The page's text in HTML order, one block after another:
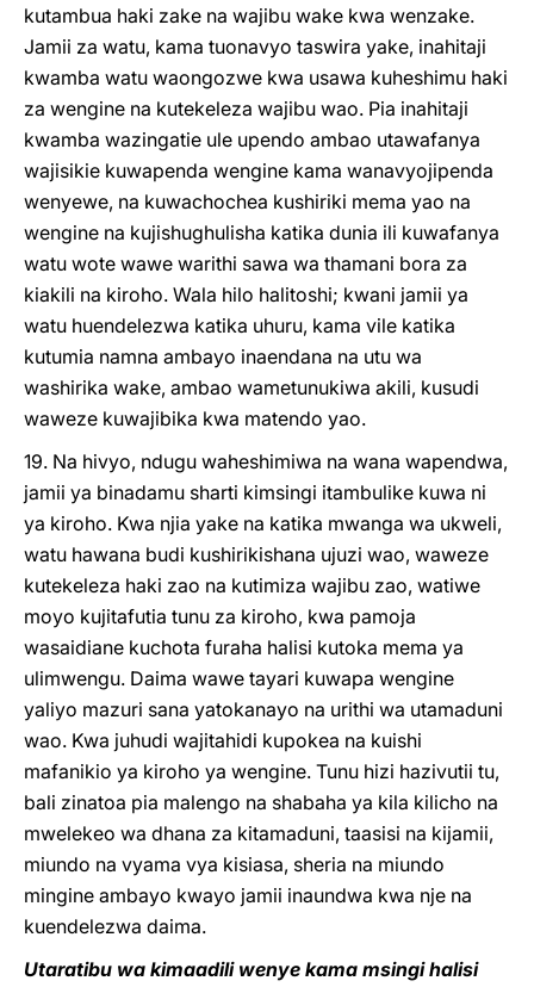
kutambua haki zake na wajibu wake kwa wenzake.
Jamii za watu, kama tuonavyo taswira yake, inahitaji
kwamba watu waongozwe kwa usawa kuheshimu haki
za wengine na kutekeleza wajibu wao. Pia inahitaji
kwamba wazingatie ule upendo ambao utawafanya
wajisikie kuwapenda wengine kama wanavyojipenda
wenyewe, na kuwachochea kushiriki mema yao na
wengine na kujishughulisha katika dunia ili kuwafanya
watu wote wawe warithi sawa wa thamani bora za
kiakili na kiroho. Wala hilo halitoshi; kwani jamii ya
watu huendelezwa katika uhuru, kama vile katika
kutumia namna ambayo inaendana na utu wa
washirika wake, ambao wametunukiwa akili, kusudi
waweze kuwajibika kwa matendo yao.
19. Na hivyo, ndugu waheshimiwa na wana wapendwa,
jamii ya binadamu sharti kimsingi itambulike kuwa ni
ya kiroho. Kwa njia yake na katika mwanga wa ukweli,
watu hawana budi kushirikishana ujuzi wao, waweze
kutekeleza haki zao na kutimiza wajibu zao, watiwe
moyo kujitafutia tunu za kiroho, kwa pamoja
wasaidiane kuchota furaha halisi kutoka mema ya
ulimwengu. Daima wawe tayari kuwapa wengine
yaliyo mazuri sana yatokanayo na urithi wa utamaduni
wao. Kwa juhudi wajitahidi kupokea na kuishi
mafanikio ya kiroho ya wengine. Tunu hizi hazivutii tu,
bali zinatoa pia malengo na shabaha ya kila kilicho na
mwelekeo wa dhana za kitamaduni, taasisi na kijamii,
miundo na vyama vya kisiasa, sheria na miundo
mingine ambayo kwayo jamii inaundwa kwa nje na
kuendelezwa daima.
Utaratibu wa kimaadili wenye kama msingi halisi